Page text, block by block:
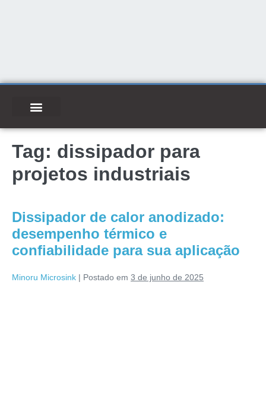
Tag: dissipador para
projetos industriais
Dissipador de calor anodizado:
desempenho térmico e
confiabilidade para sua aplicação
Minoru Microsink | Postado em 3 de junho de 2025